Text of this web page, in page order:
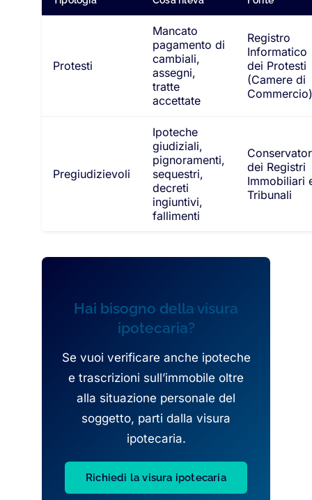
Protesti
Mancato
pagamento di
cambiali,
assegni,
tratte
accettate
Registro
Informatico
dei Protesti
(Camere di
Commercio)
Pregiudizievoli
Ipoteche
giudiziali,
pignoramenti,
sequestri,
decreti
ingiuntivi,
fallimenti
dei Registri
Immobiliari
Tribunali
Hai bisogno della visura
ipotecaria?
Se vuoi verificare anche ipoteche
e trascrizioni sull’immobile oltre
alla situazione personale del
soggetto, parti dalla visura
ipotecaria.
Richiedi la visura ipotecaria